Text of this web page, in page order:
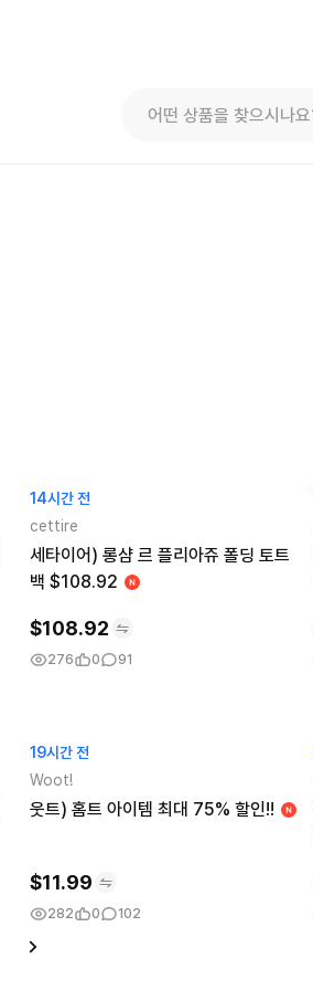
14시간 전
cettire
세타이어) 롱샴 르 플리아쥬 폴딩 토트
백 $108.92
$108.92
276 0 91
19시간 전
Woot!
웃트) 홈트 아이템 최대 75% 할인!!
$11.99
282 0 102